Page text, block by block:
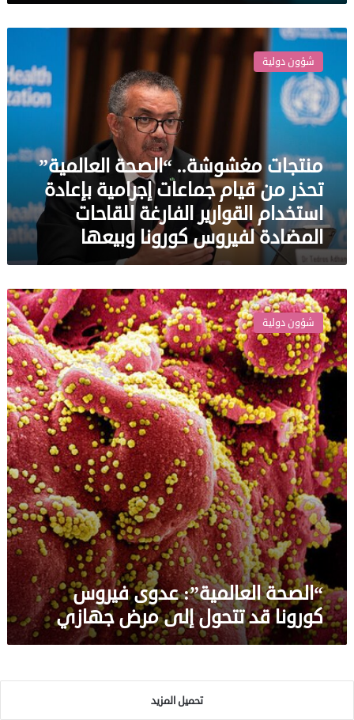
منتجات
مغشوشة..
“الصحة
العالمية”
تحذر
من
إجرامية
بإعادة
استخدام
القوارير
الفارغة
للقاحات
المضادة
كورونا
وبيعها
شؤون دولية
منتجات مغشوشة.. “الصحة العالمية”
تحذر من قيام جماعات إجرامية بإعادة
استخدام القوارير الفارغة للقاحات
المضادة لفيروس كورونا وبيعها
“الصحة
العالمية”:
عدوى
فيروس
كورونا
جهازي
شؤون دولية
“الصحة العالمية”: عدوى فيروس
كورونا قد تتحول إلى مرض جهازي
تحميل المزيد